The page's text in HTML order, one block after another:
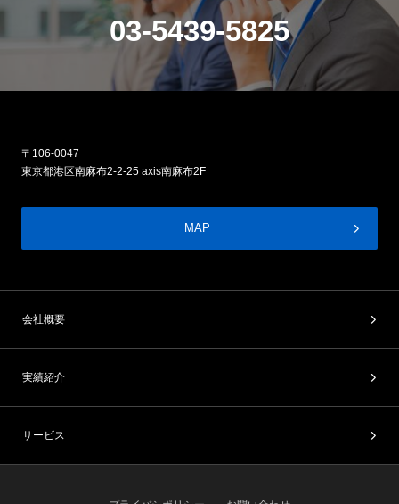
03-5439-5825
〒106-0047
東京都港区南麻布2-2-25 axis南麻布2F
MAP
会社概要
実績紹介
サービス